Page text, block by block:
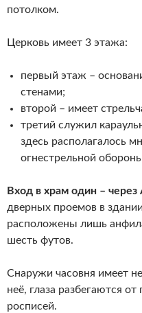
потолком.
Церковь имеет 3 этажа:
первый этаж –
стенами;
второй – имеет
третий служил
здесь располагалось
огнестрельной
Вход в храм один –
дверных проемов в
расположены лишь
шесть футов.
Снаружи часовня имеет
неё, глаза разбегаются
росписей.